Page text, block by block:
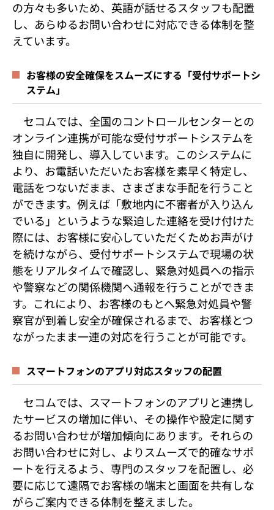
の方々も多いため、英語が話せるスタッフも配置
し、あらゆるお問い合わせに対応できる体制を整
えています。
お客様の安全確保をスムーズにする「受付サポートシ
ステム」
セコムでは、全国のコントロールセンターとの
オンライン連携が可能な受付サポートシステムを
独自に開発し、導入しています。このシステムに
より、お電話いただいたお客様を素早く特定し、
電話をつないだまま、さまざまな手配を行うこと
ができます。例えば「敷地内に不審者が入り込ん
でいる」というような緊迫した連絡を受け付けた
際には、お客様に安心していただくためお声がけ
を続けながら、受付サポートシステムで現場の状
態をリアルタイムで確認し、緊急対処員への指示
や警察などの関係機関へ通報を行うことができま
す。これにより、お客様のもとへ緊急対処員や警
察官が到着し安全が確保されるまで、お客様とつ
ながったまま一連の対応を行うことが可能です。
スマートフォンのアプリ対応スタッフの配置
セコムでは、スマートフォンのアプリと連携し
たサービスの増加に伴い、その操作や設定に関す
るお問い合わせが増加傾向にあります。それらの
お問い合わせに対し、よりスムーズで的確なサポ
ートを行えるよう、専門のスタッフを配置し、必
要に応じて遠隔でお客様の端末と画面を共有しな
がらご案内できる体制を整えました。